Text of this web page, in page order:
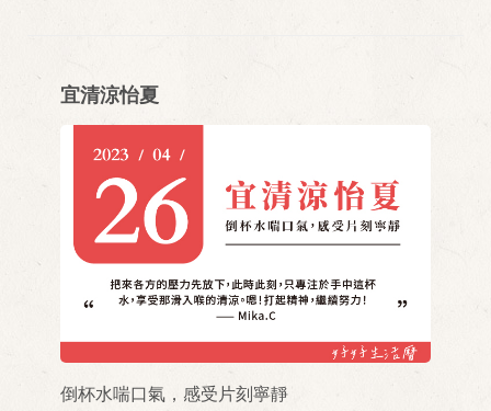
宜清涼怡夏
倒杯水喘口氣，感受片刻寧靜